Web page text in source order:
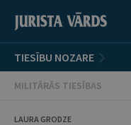
TIESĪBU NOZARE
MILITĀRĀS TIESĪBAS
LAURA GRODZE